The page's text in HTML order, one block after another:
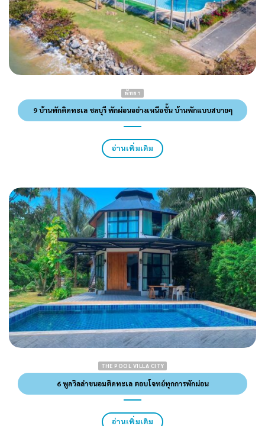
พัทยา
9 บ้านพักติดทะเล ชลบุรี พักผ่อนอย่างเหนือชั้น บ้านพักแบบสบายๆ
อ่านเพิ่มเติม
THE POOL VILLA CITY
6 พูลวิลล่าขนอมติดทะเล ตอบโจทย์ทุกการพักผ่อน
อ่านเพิ่มเติม